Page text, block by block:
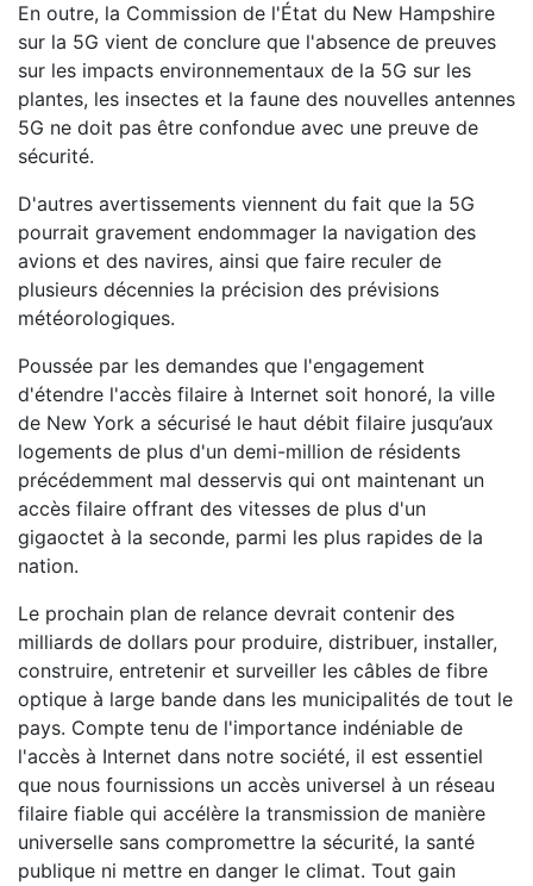
En outre, la Commission de l'État du New Hampshire
sur la 5G vient de conclure que l'absence de preuves
sur les impacts environnementaux de la 5G sur les
plantes, les insectes et la faune des nouvelles antennes
5G ne doit pas être confondue avec une preuve de
sécurité.
D'autres avertissements viennent du fait que la 5G
pourrait gravement endommager la navigation des
avions et des navires, ainsi que faire reculer de
plusieurs décennies la précision des prévisions
météorologiques.
Poussée par les demandes que l'engagement
d'étendre l'accès filaire à Internet soit honoré, la ville
de New York a sécurisé le haut débit filaire jusqu’aux
logements de plus d'un demi-million de résidents
précédemment mal desservis qui ont maintenant un
accès filaire offrant des vitesses de plus d'un
gigaoctet à la seconde, parmi les plus rapides de la
nation.
Le prochain plan de relance devrait contenir des
milliards de dollars pour produire, distribuer, installer,
construire, entretenir et surveiller les câbles de fibre
optique à large bande dans les municipalités de tout le
pays. Compte tenu de l'importance indéniable de
l'accès à Internet dans notre société, il est essentiel
que nous fournissions un accès universel à un réseau
filaire fiable qui accélère la transmission de manière
universelle sans compromettre la sécurité, la santé
publique ni mettre en danger le climat. Tout gain